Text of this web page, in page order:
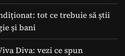
tot ce trebuie să știi
și bani
Diva: vezi ce spun